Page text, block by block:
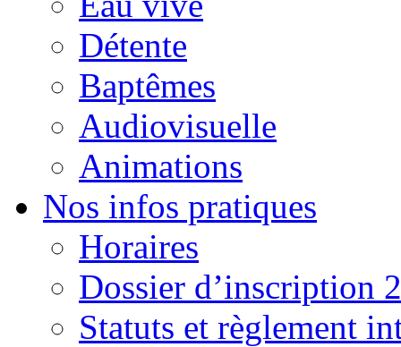
Détente
Baptêmes
Audiovisuelle
Animations
Nos infos pratiques
Horaires
Dossier d’inscription
Statuts et règlement